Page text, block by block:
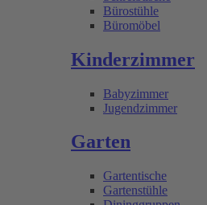
Bürostühle
Büromöbel
Kinderzimmer
Babyzimmer
Jugendzimmer
Garten
Gartentische
Gartenstühle